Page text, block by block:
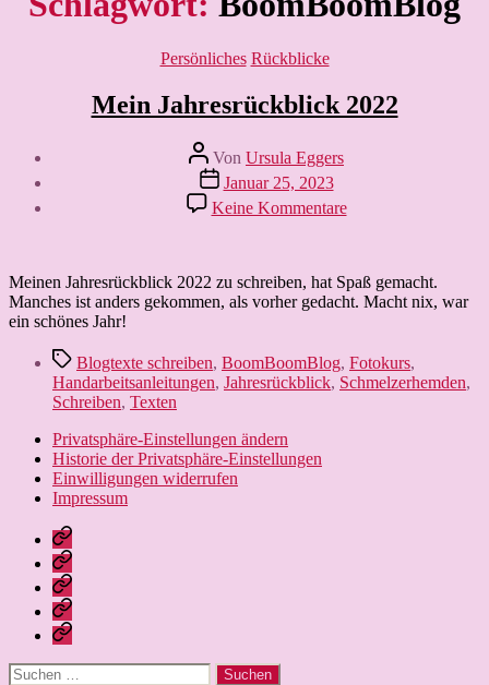
macht
Reisen
nicht
Kategorien
Persönliches Rückblicke
Mein Jahresrückblick 2022
Beitragsautor
Von Ursula Eggers
Veröffentlichungsdatum
Januar 25, 2023
Keine Kommentarezu
Mein
Meinen Jahresrückblick 2022 zu schreiben, hat Spaß gemacht.
Manches ist anders gekommen, als vorher gedacht. Macht nix, war
ein schönes Jahr!
Schlagwörter
Blogtexte schreiben, BoomBoomBlog, Fotokurs,
Handarbeitsanleitungen, Jahresrückblick, Schmelzerhemden,
Schreiben, Texten
Privatsphäre-Einstellungen ändern
Historie der Privatsphäre-Einstellungen
Einwilligungen widerrufen
Impressum
Nissebarns
Blog:
kreativ
unterwegs
Nissebarn
geniesst:
Alles,
was
das
schöner
Nissebarns
Urlaubär:
Ein
Strickbär
geht
auf
Finanzen:
das
Geld
im
Leben
und
Lernen
Suchen